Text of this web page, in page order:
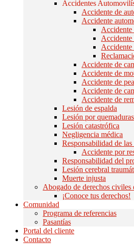
Accidentes
Accidente de
Accidente
Accidente
Accidente
Accidente de
Accidente de
Accidente de
Accidente de
Accidente de
Lesión de espalda
Lesión por quemaduras
Lesión catastrófica
Negligencia médica
Responsabilidad de
Accidente por
Responsabilidad del
Lesión cerebral
Muerte injusta
Abogado de derechos civiles
¡Conoce tus derechos!
Comunidad
Programa de referencias
Pasantías
Portal del cliente
Contacto